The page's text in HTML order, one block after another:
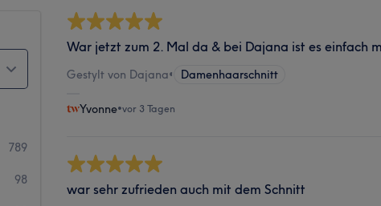
789
98
War jetzt zum 2. Mal da & bei Dajana ist es einfach
Gestylt von Dajana• Damenhaarschnitt
Yvonne•vor 3 Tagen
war sehr zufrieden auch mit dem Schnitt